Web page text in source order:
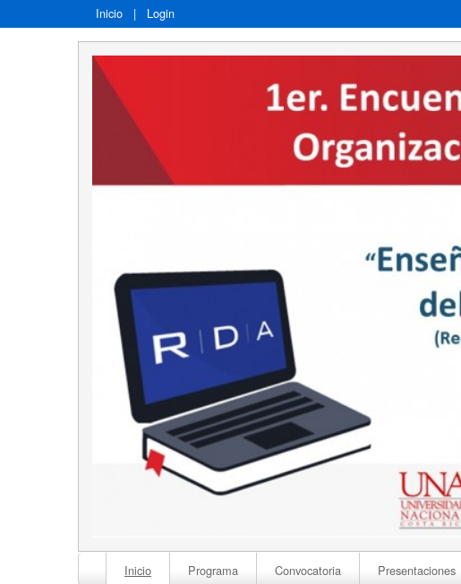
Inicio | Login
Inicio Programa Convocatoria Presentaciones